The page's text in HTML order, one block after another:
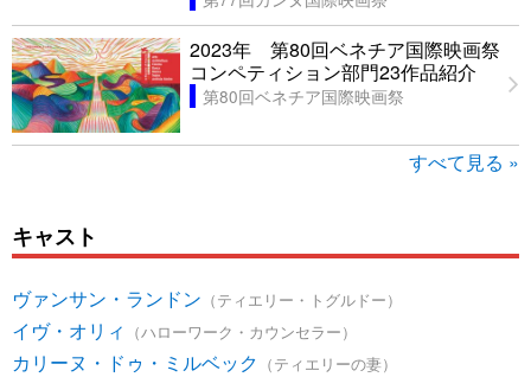
2023年 第80回ベネチア国際映画祭
コンペティション部門23作品紹介
第80回ベネチア国際映画祭
すべて見る »
キャスト
ヴァンサン・ランドン （ティエリー・トグルドー）
イヴ・オリィ （ハローワーク・カウンセラー）
カリーヌ・ドゥ・ミルベック （ティエリーの妻）